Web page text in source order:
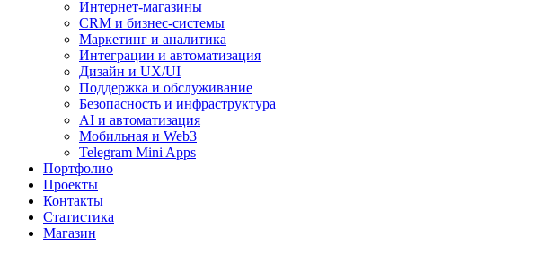
Интернет-магазины
CRM и бизнес-системы
Маркетинг и аналитика
Интеграции и автоматизация
Дизайн и UX/UI
Поддержка и обслуживание
Безопасность и инфраструктура
AI и автоматизация
Мобильная и Web3
Telegram Mini Apps
Портфолио
Проекты
Контакты
Статистика
Магазин